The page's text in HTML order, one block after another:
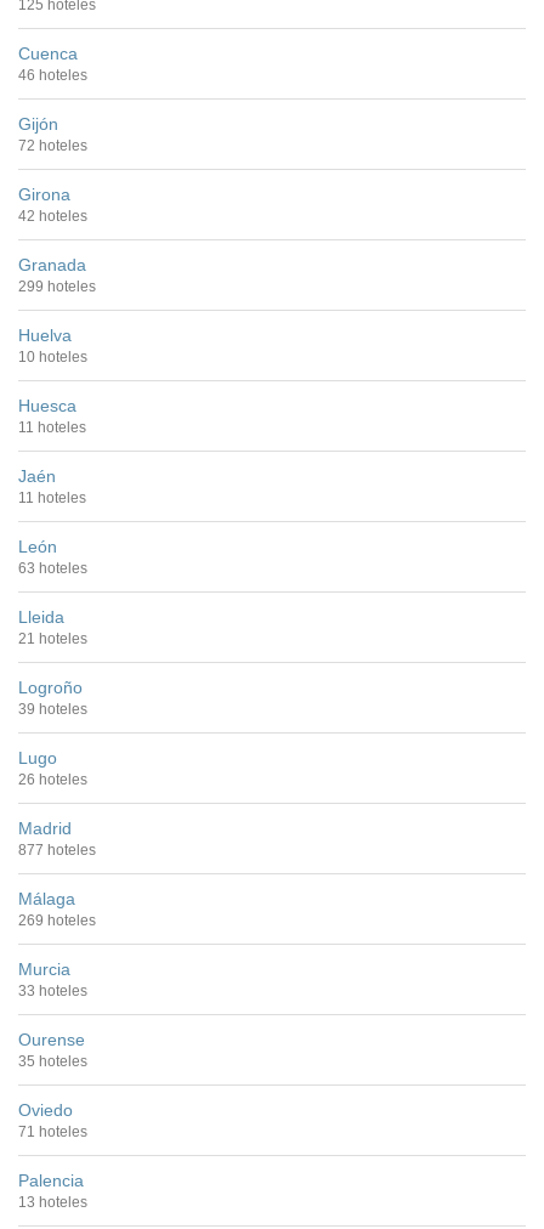
125 hoteles
Cuenca
46 hoteles
Gijón
72 hoteles
Girona
42 hoteles
Granada
299 hoteles
Huelva
10 hoteles
Huesca
11 hoteles
Jaén
11 hoteles
León
63 hoteles
Lleida
21 hoteles
Logroño
39 hoteles
Lugo
26 hoteles
Madrid
877 hoteles
Málaga
269 hoteles
Murcia
33 hoteles
Ourense
35 hoteles
Oviedo
71 hoteles
Palencia
13 hoteles